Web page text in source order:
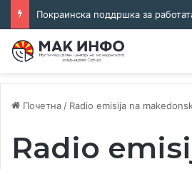
Почетна / Radio emisija na
Radio